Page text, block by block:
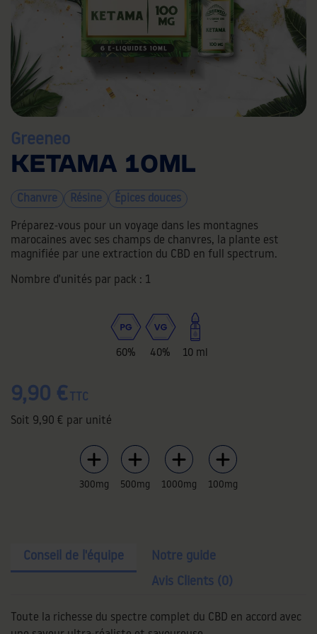
Greeneo
KETAMA 10ML
Chanvre Résine Épices douces
Préparez-vous pour un voyage dans les montagnes
marocaines avec ses champs de chanvres, la plante est
magnifiée par une extraction du CBD en full spectrum.
Nombre d'unités par pack : 1
60% 40% 10 ml
9,90 € TTC
Soit 9,90 € par unité
300mg 500mg 1000mg 100mg
Conseil de l'équipe
Notre guide
Avis Clients (0)
Toute la richesse du spectre complet du CBD en accord avec